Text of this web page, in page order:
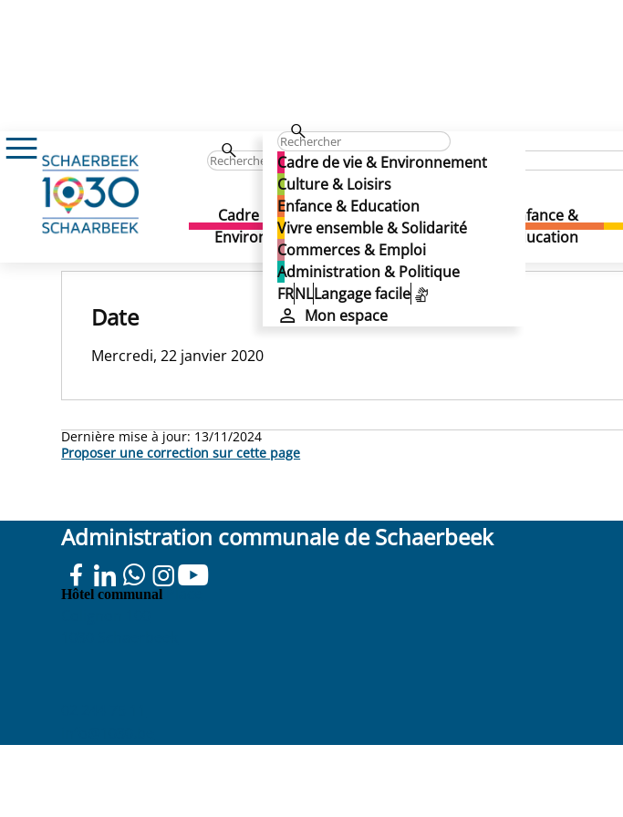
Cadre de vie & Environnement
Culture & Loisirs
Enfance & Education
Vivre ensemble & Solidarité
Commerces & Emploi
Administration & Politique
FRNLLangage facile
Mon espace
Cadre de vie &
Environnement
Culture & Loisirs
Enfance &
Education
22/01/2020
22/01/2020
Publié le 13/11/2024
Date
Mercredi, 22 janvier 2020
Dernière mise à jour: 13/11/2024
Proposer une correction sur cette page
Administration communale de Schaerbeek
Hôtel communal